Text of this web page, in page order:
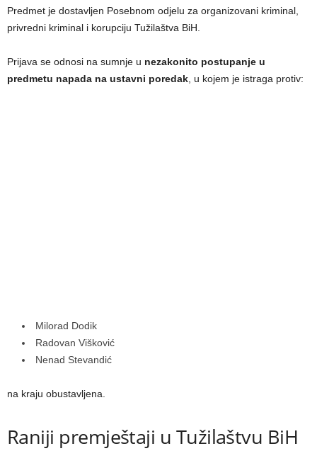
Predmet je dostavljen Posebnom odjelu za organizovani kriminal,
privredni kriminal i korupciju Tužilaštva BiH.
Prijava se odnosi na sumnje u nezakonito postupanje u
predmetu napada na ustavni poredak , u kojem je istraga protiv:
Milorad Dodik
Radovan Višković
Nenad Stevandić
na kraju obustavljena.
Raniji premještaji u Tužilaštvu BiH